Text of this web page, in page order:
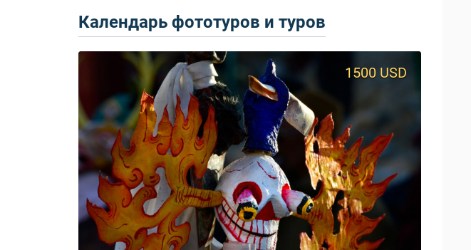
Календарь фототуров и туров
950 USD
1500 USD